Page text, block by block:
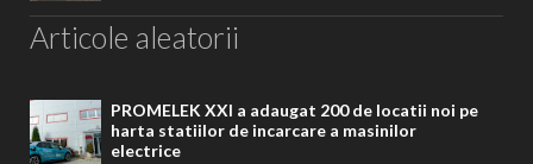
Articole aleatorii
PROMELEK XXI a adaugat 200 de locatii noi pe
harta statiilor de incarcare a masinilor
electrice